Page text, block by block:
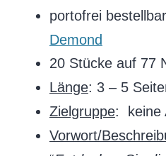
portofrei
Demond
20 Stücke auf 77
Länge: 3 – 5
Zielgruppe: keine
Vorwort/